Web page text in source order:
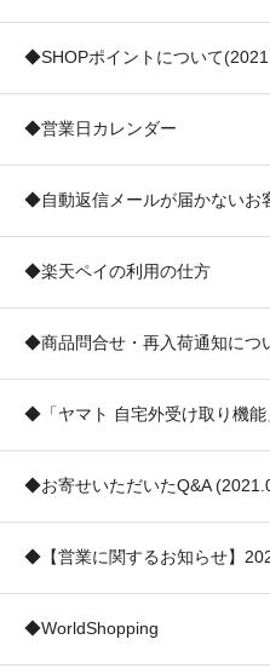
◆SHOPポイントについて
◆営業日カレンダー
◆自動返信メールが届かないお
◆楽天ペイの利用の仕方
◆商品問合せ・再入荷通知につ
◆「ヤマト 自宅外受け取り機
◆お寄せいただいたQ&A
◆【営業に関するお知らせ】
◆WorldShopping